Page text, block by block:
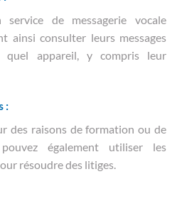
de messagerie vocale
ainsi consulter leurs messages
quel appareil, y compris leur
:
des raisons de formation ou de
également utiliser les
résoudre des litiges.